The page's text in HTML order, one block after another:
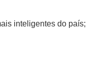
inteligentes do país;